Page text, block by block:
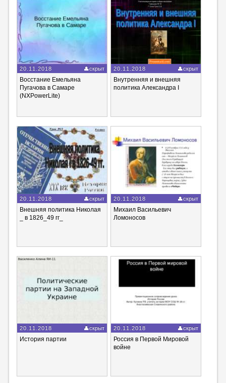
20.11.2018 скрыт
Восстание Емельяна
Пугачова в Самаре
(NXPowerLite)
20.11.2018 скрыт
Внутренняя и внешняя
политика Александра I
20.11.2018 скрыт
Внешняя политика Николая
_ в 1826_49 гг_
20.11.2018 скрыт
Михаил Васильевич
Ломоносов
20.11.2018 скрыт
История партии
20.11.2018 скрыт
Россия в Первой Мировой
войне